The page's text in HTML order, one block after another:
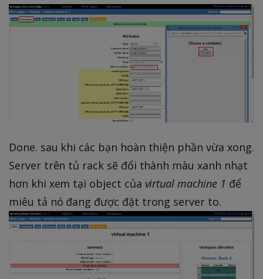
Done. sau khi các bạn hoàn thiện phần vừa xong.
Server trên tủ rack sẽ đổi thành màu xanh nhạt
hơn khi xem tại object của virtual machine 1 để
miêu tả nó đang được đặt trong server to.